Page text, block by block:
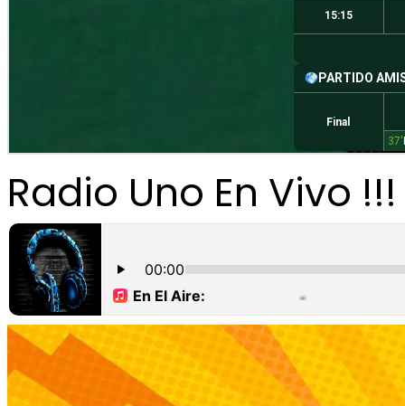
Radio Uno En Vivo !!!